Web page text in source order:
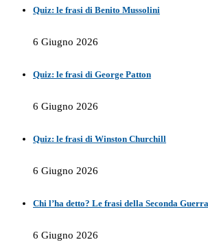
Quiz: le frasi di Benito Mussolini
6 Giugno 2026
Quiz: le frasi di George Patton
6 Giugno 2026
Quiz: le frasi di Winston Churchill
6 Giugno 2026
Chi l’ha detto? Le frasi della Seconda
6 Giugno 2026